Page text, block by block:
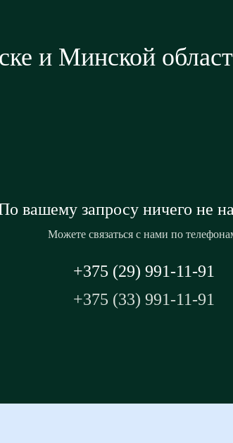
и Минской
вашему запросу ничего не
Можете связаться с нами по
+375 (29) 991-11-91
+375 (33) 991-11-91